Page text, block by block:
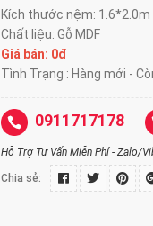
Kích thước nệm: 1.6*2.0m
Chất liệu: Gỗ MDF
Giá bán: 0đ
Tình Trạng : Hàng mới -
0911717178
Hỗ Trợ Tư Vấn Miễn Phí - Zalo/
Chia sẻ: